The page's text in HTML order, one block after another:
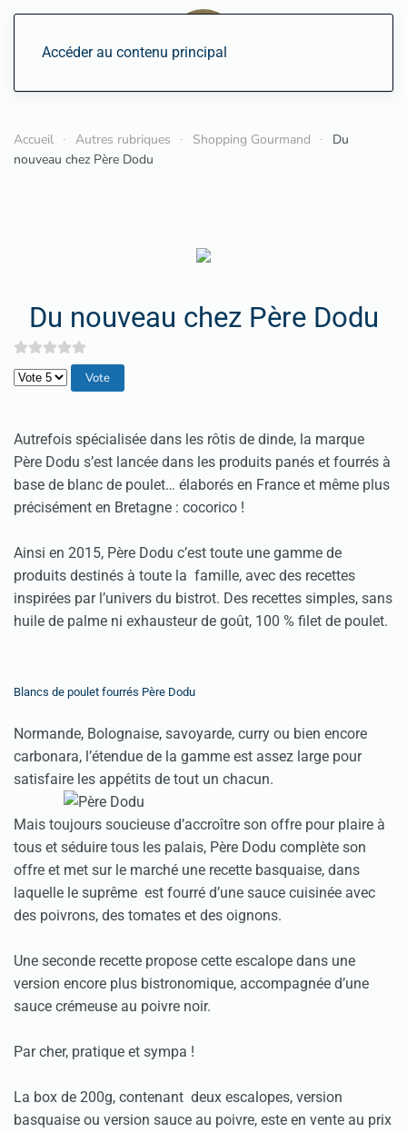
Accéder au contenu principal
Accueil Autres rubriques Shopping Gourmand
Du
nouveau chez Père Dodu
Du nouveau chez Père Dodu
Veuillez voter
Autrefois spécialisée dans les rôtis de dinde, la marque
Père Dodu s’est lancée dans les produits panés et fourrés à
base de blanc de poulet… élaborés en France et même plus
précisément en Bretagne : cocorico !
Ainsi en 2015, Père Dodu c’est toute une gamme de
produits destinés à toute la famille, avec des recettes
inspirées par l’univers du bistrot. Des recettes simples, sans
huile de palme ni exhausteur de goût, 100 % filet de poulet.
Blancs de poulet fourrés Père Dodu
Normande, Bolognaise, savoyarde, curry ou bien encore
carbonara, l’étendue de la gamme est assez large pour
satisfaire les appétits de tout un chacun.
Mais toujours soucieuse d’accroître son offre pour plaire à
tous et séduire tous les palais, Père Dodu complète son
offre et met sur le marché une recette basquaise, dans
laquelle le suprême est fourré d’une sauce cuisinée avec
des poivrons, des tomates et des oignons.
Une seconde recette propose cette escalope dans une
version encore plus bistronomique, accompagnée d’une
sauce crémeuse au poivre noir.
Par cher, pratique et sympa !
La box de 200g, contenant deux escalopes, version
basquaise ou version sauce au poivre, este en vente au prix